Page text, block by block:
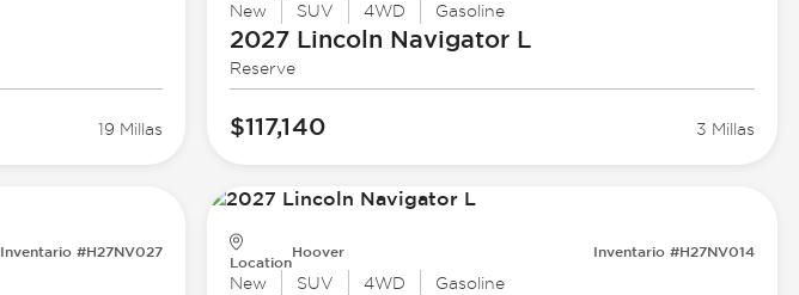
19 Millas
New SUV 4WD Gasoline
2027 Lincoln Navigator L
Reserve
$117,140 3 Millas
Inventario #H27NV027
Location
Hoover Inventario #H27NV014
New SUV 4WD Gasoline